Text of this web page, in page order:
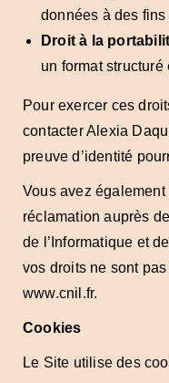
données à des
Droit à la
un format structuré
Pour exercer ces
contacter Alexia
preuve d’identité
Vous avez
réclamation auprès
de l’Informatique et
vos droits ne sont
www.cnil.fr.
Cookies
Le Site utilise des